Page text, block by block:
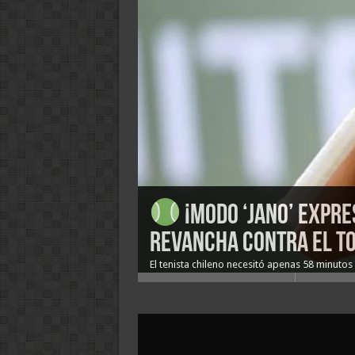
¡Rugido de
victoria épica en el
Operación
«Dragón»
¡Modo ‘Jano’
revancha contra el
El tenista chileno necesitó apenas 58
¡De Cavancha al
por el orgullo de
Terremoto en el
de un líder de